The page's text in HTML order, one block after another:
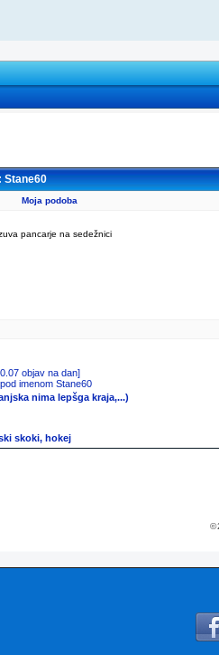
Stane60
Moja podoba
pancarje na sedežnici
objav na dan]
imenom Stane60
nima lepšga kraja,...)
skoki, hokej
©